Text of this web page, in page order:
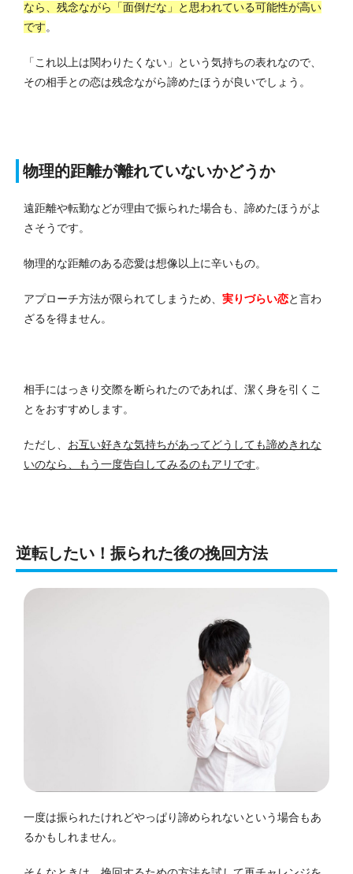
なら、残念ながら「面倒だな」と思われている可能性が高い
です。
「これ以上は関わりたくない」という気持ちの表れなので、
その相手との恋は残念ながら諦めたほうが良いでしょう。
物理的距離が離れていないかどうか
遠距離や転勤などが理由で振られた場合も、諦めたほうがよ
さそうです。
物理的な距離のある恋愛は想像以上に辛いもの。
アプローチ方法が限られてしまうため、 実りづらい恋と言わ
ざるを得ません。
相手にはっきり交際を断られたのであれば、潔く身を引くこ
とをおすすめします。
ただし、 お互い好きな気持ちがあってどうしても諦めきれな
いのなら、もう一度告白してみるのもアリです。
逆転したい！振られた後の挽回方法
一度は振られたけれどやっぱり諦められないという場合もあ
るかもしれません。